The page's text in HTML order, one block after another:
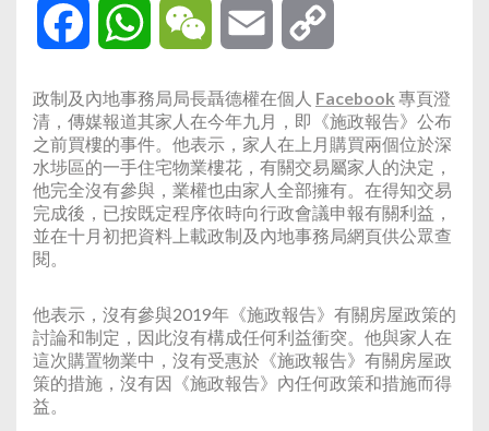
Facebook WhatsAppWeChat Email
政制及內地事務局局長聶德權在個人 Facebook 專頁澄
清，傳媒報道其家人在今年九月，即《施政報告》公布
之前買樓的事件。他表示，家人在上月購買兩個位於深
水埗區的一手住宅物業樓花，有關交易屬家人的決定，
他完全沒有參與，業權也由家人全部擁有。在得知交易
完成後，已按既定程序依時向行政會議申報有關利益，
並在十月初把資料上載政制及內地事務局網頁供公眾查
閱。
他表示，沒有參與2019年《施政報告》有關房屋政策的
討論和制定，因此沒有構成任何利益衝突。他與家人在
這次購置物業中，沒有受惠於《施政報告》有關房屋政
策的措施，沒有因《施政報告》內任何政策和措施而得
益。